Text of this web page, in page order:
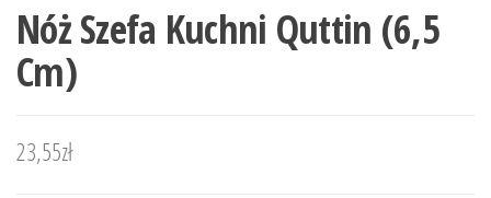
Nóż Szefa Kuchni Quttin (6,5
Cm)
23,55zł